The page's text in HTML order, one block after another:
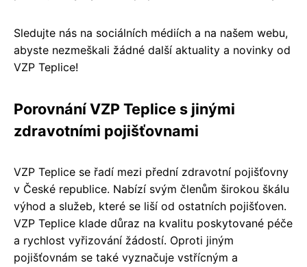
Sledujte nás na sociálních médiích a na našem webu,
abyste nezmeškali žádné další aktuality a novinky od
VZP Teplice!
Porovnání VZP Teplice s jinými
zdravotními pojišťovnami
VZP Teplice se řadí mezi přední zdravotní pojišťovny
v České republice. Nabízí svým členům širokou škálu
výhod a služeb, které se liší od ostatních pojišťoven.
VZP Teplice klade důraz na kvalitu poskytované péče
a rychlost vyřizování žádostí. Oproti jiným
pojišťovnám se také vyznačuje vstřícným a